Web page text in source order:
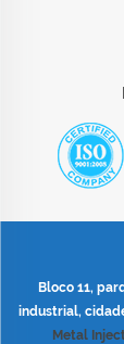
Bloco 11,
industrial,
Metal